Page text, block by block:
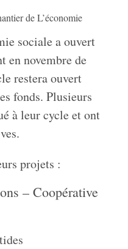
de L’économie
sociale a ouvert
en novembre de
restera ouvert
fonds. Plusieurs
à leur cycle et ont
projets :
– Coopérative